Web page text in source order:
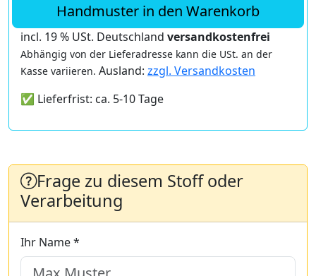
Handmuster in den Warenkorb
incl. 19 % USt. Deutschland versandkostenfrei
Abhängig von der Lieferadresse kann die USt. an der
Kasse variieren. Ausland: zzgl. Versandkosten
✅ Lieferfrist: ca. 5-10 Tage
Frage zu diesem Stoff oder
Verarbeitung
Ihr Name *